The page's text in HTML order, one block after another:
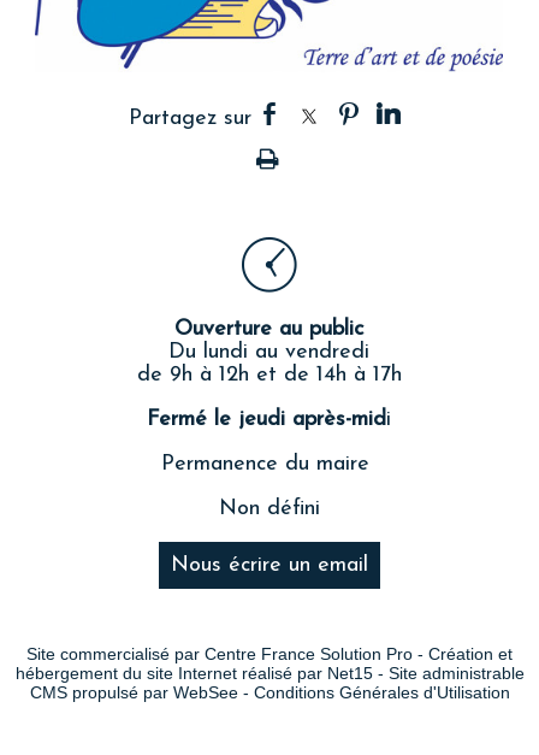
Ouverture au public
Du lundi au vendredi
de 9h à 12h et de 14h à 17h
Fermé le jeudi après-midi
Permanence du maire
Non défini
Nous écrire un email
Site commercialisé par Centre France Solution Pro - Création et
hébergement du site Internet réalisé par Net15- Site administrable
CMS propulsé par WebSee- Conditions Générales d'Utilisation